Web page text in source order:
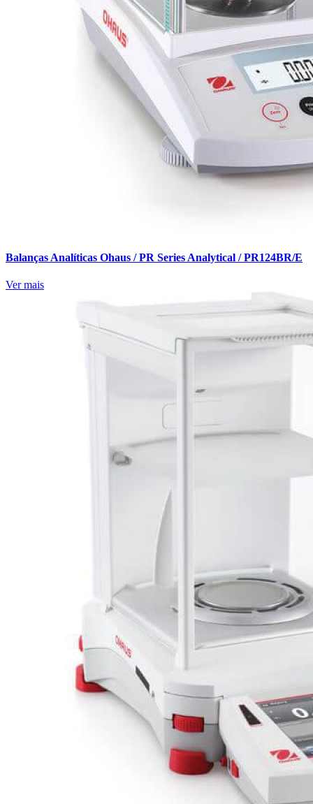
Balanças Analíticas Ohaus / PR Series Analytical / PR124BR/E
Ver mais